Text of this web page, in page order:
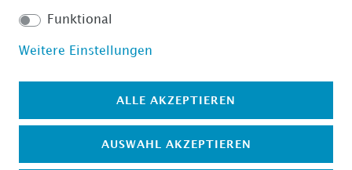
Funktional
Weitere Einstellungen
ALLE AKZEPTIEREN
AUSWAHL AKZEPTIEREN